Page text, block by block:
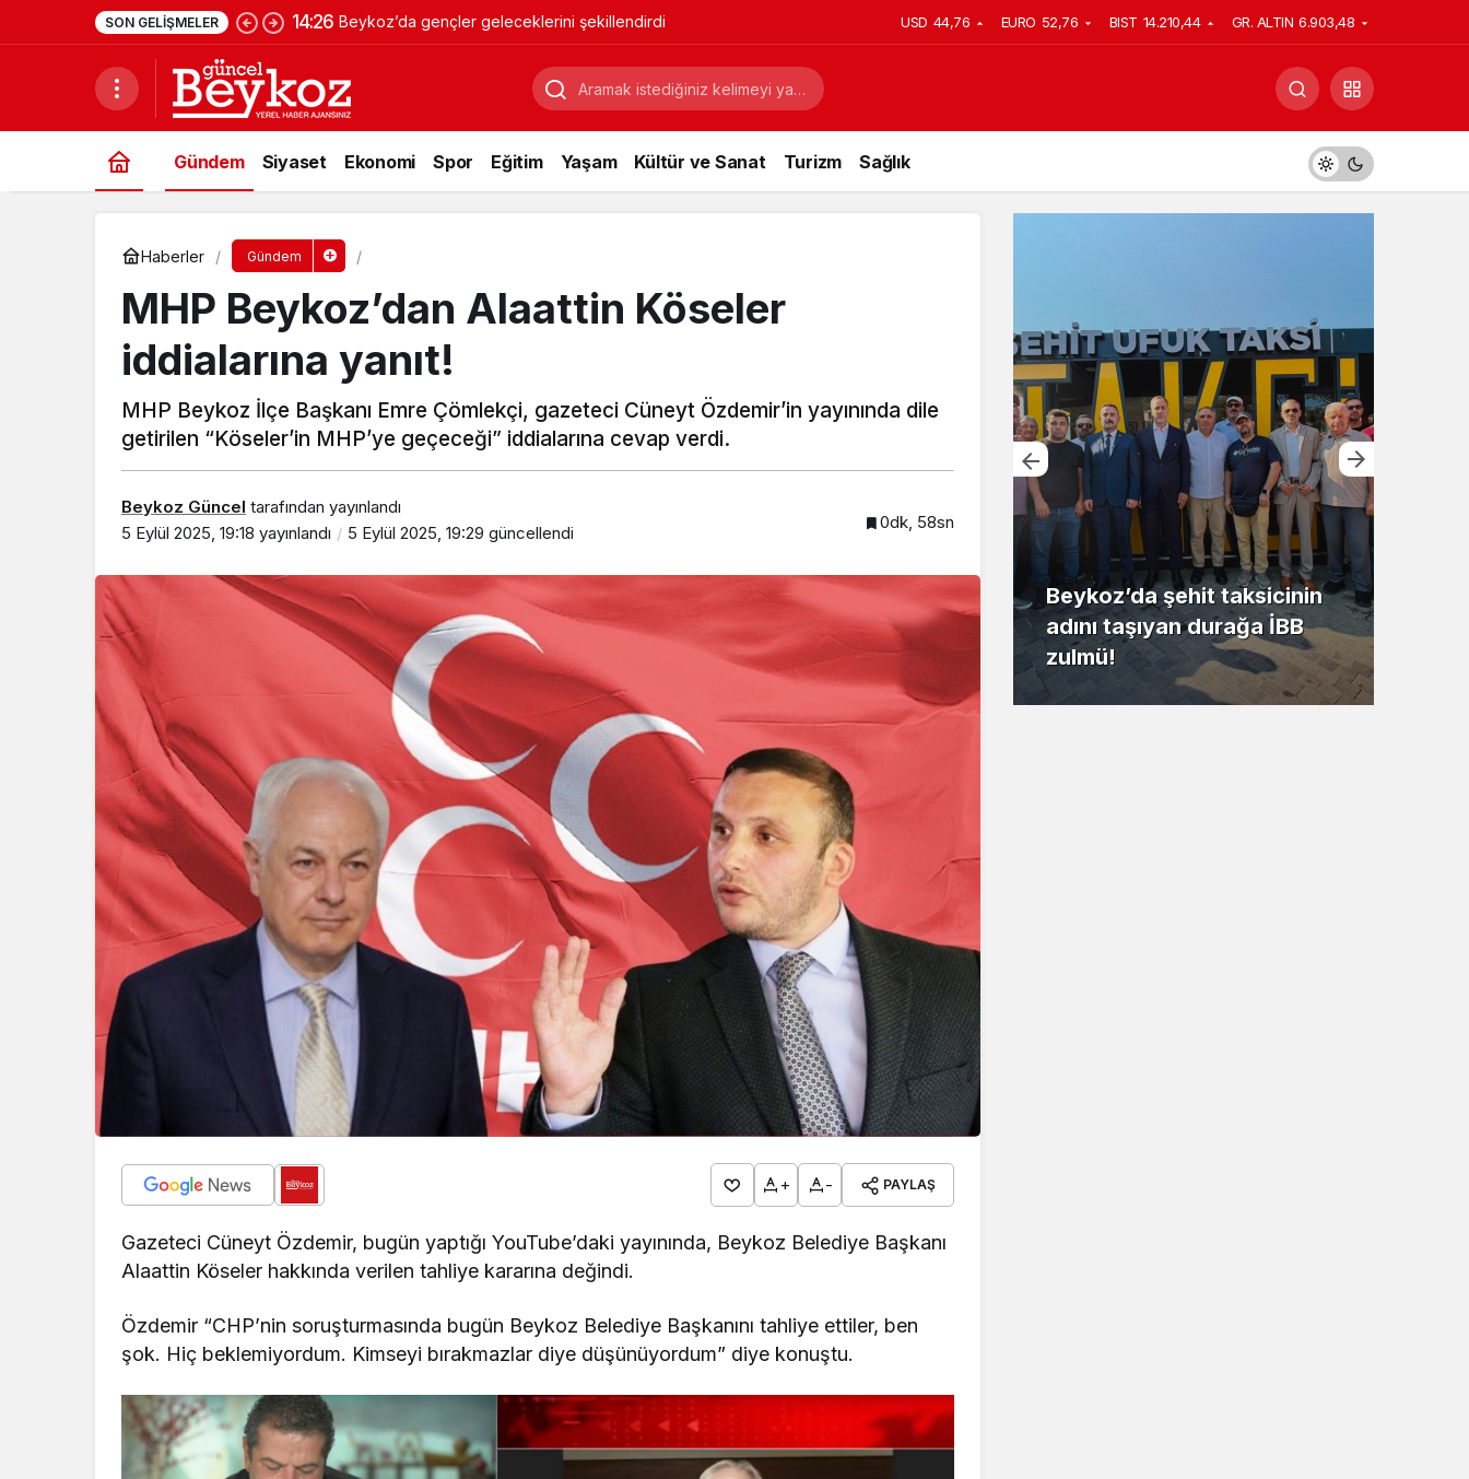
SON GELIŞMELER 14:26 Beykoz’da gençler geleceklerini şekillendirdi USD 44,76 EURO 52,76 BIST 14.210,44 GR. ALTIN 6.903,48
Gündem Siyaset Ekonomi Spor Eğitim Yaşam Kültür ve Sanat Turizm Sağlık
Haberler Gündem
MHP Beykoz’dan Alaattin Köseler
iddialarına yanıt!
MHP Beykoz İlçe Başkanı Emre Çömlekçi, gazeteci Cüneyt Özdemir’in yayınında dile
getirilen “Köseler’in MHP’ye geçeceği” iddialarına cevap verdi.
Beykoz Güncel tarafından yayınlandı
5 Eylül 2025, 19:18 yayınlandı 5 Eylül 2025, 19:29 güncellendi 0dk, 58sn
+ - PAYLAŞ
Gazeteci Cüneyt Özdemir, bugün yaptığı YouTube’daki yayınında, Beykoz Belediye Başkanı
Alaattin Köseler hakkında verilen tahliye kararına değindi.
Özdemir “CHP’nin soruşturmasında bugün Beykoz Belediye Başkanını tahliye ettiler, ben
şok. Hiç beklemiyordum. Kimseyi bırakmazlar diye düşünüyordum” diye konuştu.
Beykoz’da gençler
geleceklerini şekillendirdi
Beykoz’a nefesleri kesecek
dev yatırım!
Beykoz’da şehit taksicinin
adını taşıyan durağa İBB
zulmü!